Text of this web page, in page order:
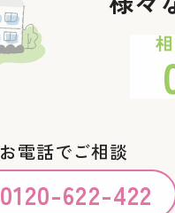
お電話でご相談
0120-622-422